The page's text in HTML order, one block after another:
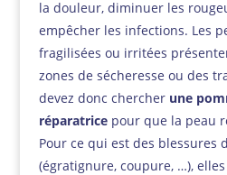
la douleur, diminuer les
empêcher les infections. Les
fragilisées ou irritées
zones de sécheresse ou des
devez donc chercher une
réparatricepour que la peau
Pour ce qui est des blessures
(égratignure, coupure, …),